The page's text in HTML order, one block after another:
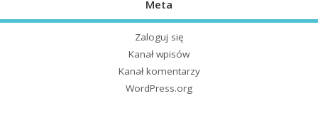
Meta
Zaloguj się
Kanał wpisów
Kanał komentarzy
WordPress.org